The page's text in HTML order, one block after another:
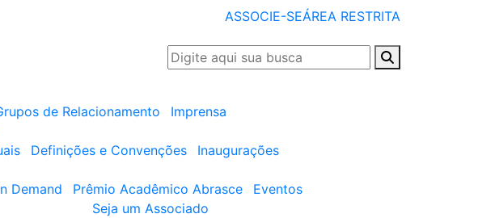
ASSOCIE-SEÁREA RESTRITA
de Relacionamento
Imprensa
Definições e Convenções
Inaugurações
Demand Prêmio Acadêmico Abrasce
Eventos
Seja um Associado